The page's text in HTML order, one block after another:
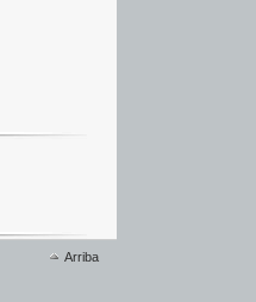
Arriba